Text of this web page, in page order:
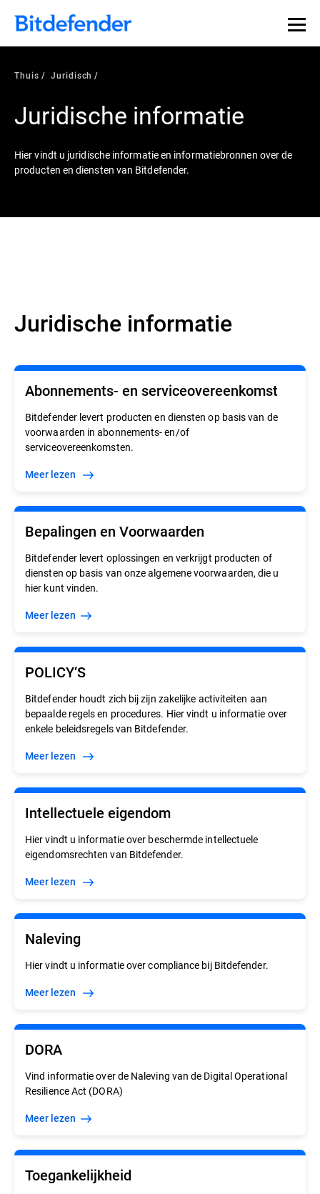
Thuis Juridisch
Juridische informatie
Hier vindt u juridische informatie en informatiebronnen over de
producten en diensten van Bitdefender.
Juridische informatie
Abonnements- en serviceovereenkomst
Bitdefender levert producten en diensten op basis van de
voorwaarden in abonnements- en/of
serviceovereenkomsten.
meer lezen
Bepalingen en Voorwaarden
Bitdefender levert oplossingen en verkrijgt producten of
diensten op basis van onze algemene voorwaarden, die u
hier kunt vinden.
meer lezen
POLICY’S
Bitdefender houdt zich bij zijn zakelijke activiteiten aan
bepaalde regels en procedures. Hier vindt u informatie over
enkele beleidsregels van Bitdefender.
meer lezen
Intellectuele eigendom
Hier vindt u informatie over beschermde intellectuele
eigendomsrechten van Bitdefender.
meer lezen
Naleving
Hier vindt u informatie over compliance bij Bitdefender.
meer lezen
DORA
Vind informatie over de Naleving van de Digital Operational
Resilience Act (DORA)
meer lezen
Toegankelijkheid